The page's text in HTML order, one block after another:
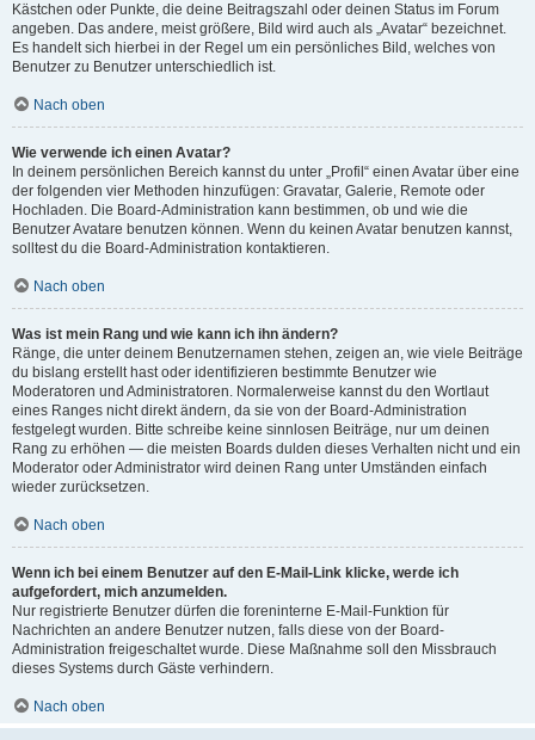
Kästchen oder Punkte, die deine Beitragszahl oder deinen Status im Forum
angeben. Das andere, meist größere, Bild wird auch als „Avatar“ bezeichnet.
Es handelt sich hierbei in der Regel um ein persönliches Bild, welches von
Benutzer zu Benutzer unterschiedlich ist.
Nach oben
Wie verwende ich einen Avatar?
In deinem persönlichen Bereich kannst du unter „Profil“ einen Avatar über eine
der folgenden vier Methoden hinzufügen: Gravatar, Galerie, Remote oder
Hochladen. Die Board-Administration kann bestimmen, ob und wie die
Benutzer Avatare benutzen können. Wenn du keinen Avatar benutzen kannst,
solltest du die Board-Administration kontaktieren.
Nach oben
Was ist mein Rang und wie kann ich ihn ändern?
Ränge, die unter deinem Benutzernamen stehen, zeigen an, wie viele Beiträge
du bislang erstellt hast oder identifizieren bestimmte Benutzer wie
Moderatoren und Administratoren. Normalerweise kannst du den Wortlaut
eines Ranges nicht direkt ändern, da sie von der Board-Administration
festgelegt wurden. Bitte schreibe keine sinnlosen Beiträge, nur um deinen
Rang zu erhöhen — die meisten Boards dulden dieses Verhalten nicht und ein
Moderator oder Administrator wird deinen Rang unter Umständen einfach
wieder zurücksetzen.
Nach oben
Wenn ich bei einem Benutzer auf den E-Mail-Link klicke, werde ich
aufgefordert, mich anzumelden.
Nur registrierte Benutzer dürfen die foreninterne E-Mail-Funktion für
Nachrichten an andere Benutzer nutzen, falls diese von der Board-
Administration freigeschaltet wurde. Diese Maßnahme soll den Missbrauch
dieses Systems durch Gäste verhindern.
Nach oben